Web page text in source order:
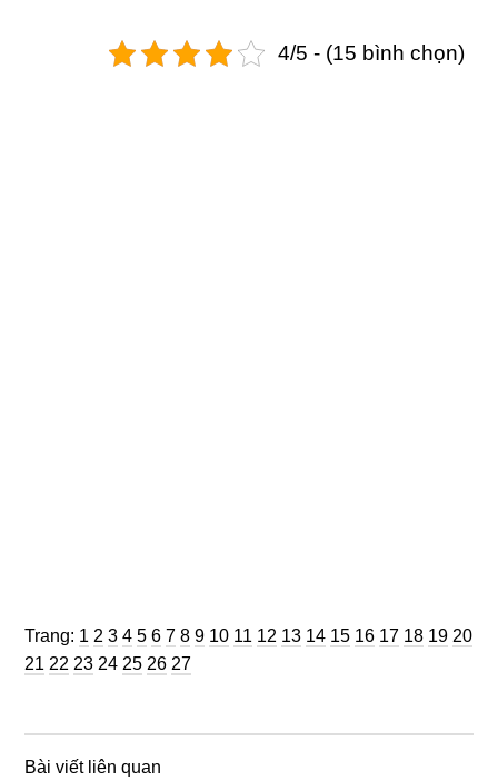
4/5 - (15 bình chọn)
Trang: Trang
1 Trang
2 Trang
3 Trang
4 Trang
5 Trang
6 Trang
7 Trang
8 Trang
9 Trang
10 Trang
11 Trang
12 Trang
13 Trang
14 Trang
15 Trang
16 Trang
17 Trang
18 Trang
19 Trang
20
Trang
21 Trang
22 Trang
23 Trang
24 Trang
25 Trang
26 Trang
27
Bài viết liên quan